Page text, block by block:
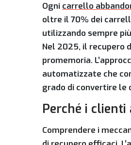
Ogni carrello
oltre il 70% dei
utilizzando sempre
Nel 2025, il recupero
promemoria.
automatizzate che
grado di convertire
Perché i
Comprendere i